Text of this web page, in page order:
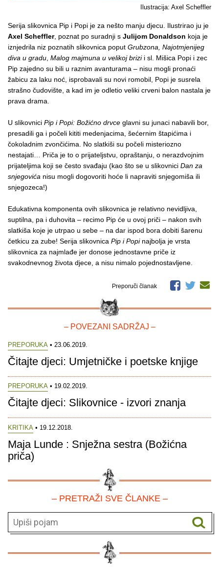
Ilustracija: Axel Scheffler
Serija slikovnica Pip i Popi je za nešto manju djecu. Ilustrirao ju je
Axel Scheffler, poznat po suradnji s Julijom Donaldson koja je
iznjedrila niz poznatih slikovnica poput Grubzona, Najotmjenijeg
diva u gradu Malog majmuna u velikoj brizii sl. Mišica Popi i zec
Pip zajedno su bili u raznim avanturama – nisu mogli pronaći
žabicu za laku noć, isprobavali su novi romobil, Popi je susrela
strašno čudovište, a kad im je odletio veliki crveni balon nastala je
prava drama.
U slikovnici Pip i Popi: Božićno drvce glavni su junaci nabavili bor,
presadili ga i počeli kititi medenjacima, šećernim štapićima i
čokoladnim zvončićima. No slatkiši su počeli misteriozno
nestajati… Priča je to o prijateljstvu, opraštanju, o nerazdvojnim
prijateljima koji se često svađaju (kao što se u slikovnici Dan za
snjegovića nisu mogli dogovoriti hoće li napraviti snjegomiša ili
snjegozeca!)
Edukativna komponenta ovih slikovnica je relativno nevidljiva,
suptilna, pa i duhovita – recimo Pip će u ovoj priči – nakon svih
slatkiša koje je utrpao u sebe – na dar ispod bora dobiti šarenu
četkicu za zube! Serija slikovnica Pip i Popinajbolja je vrsta
slikovnica za najmlađe jer donose jednostavne priče iz
svakodnevnog života djece, a nisu nimalo pojednostavljene.
Preporuči članak
– POVEZANI SADRŽAJ –
PREPORUKA • 23.06.2019.
Čitajte djeci: Umjetničke i poetske knjige
PREPORUKA • 19.02.2019.
Čitajte djeci: Slikovnice - izvori znanja
KRITIKA • 19.12.2018.
Maja Lunde : Snježna sestra (Božićna
priča)
– PRETRAŽI SVE ČLANKE –